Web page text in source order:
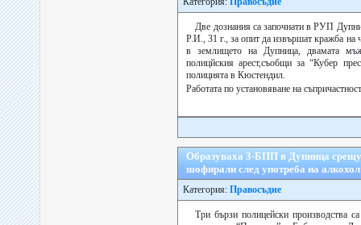
Две дознания са започнати в РУП
Р.И., 31 г., за опит да извършат кражба на
в землището на Дупница, двамата
полицйския арест,съобщи за “Кубер
полицията в Кюстeндил.
Работата по установяване на
Образуваха 3-БПП в Дупница
шофирали след употреба на алкохол
Категория: Правосъдие
Три бързи полицейски производства